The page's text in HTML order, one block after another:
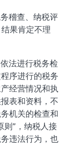
稽查、纳税评
果肯定不理
法进行税务检
序进行的税务
经营情况和执
表和资料，不
机关的检查和
则”，纳税人接
违法行为，也